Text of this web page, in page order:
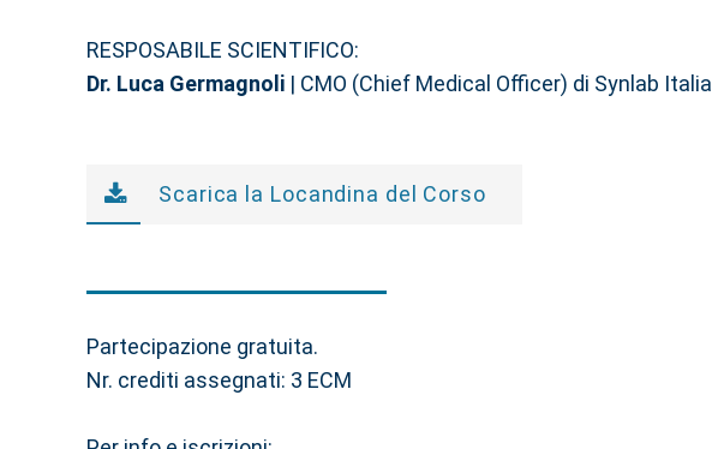
RESPOSABILE SCIENTIFICO:
Dr. Luca Germagnoli | CMO (Chief Medical Officer) di Synlab Italia
Scarica la Locandina del Corso
Partecipazione gratuita.
Nr. crediti assegnati: 3 ECM